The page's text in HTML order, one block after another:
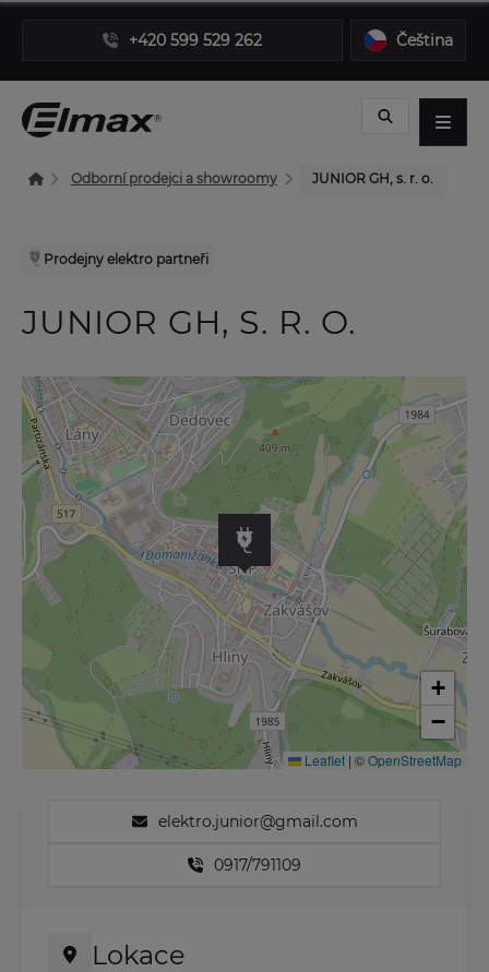
+420 599 529 262 Čeština
Odborní prodejci a showroomy JUNIOR GH, s. r. o.
Prodejny elektro partneři
JUNIOR GH, S. R. O.
elektro.junior@gmail.com
0917/791109
Lokace
+
−
Leaflet | ©OpenStreetMap